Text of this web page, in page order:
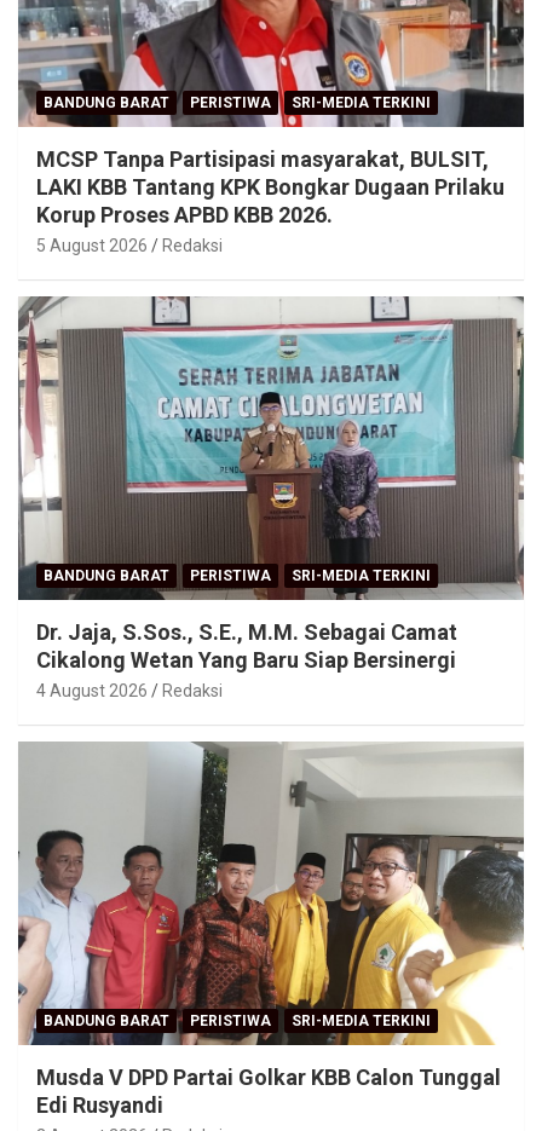
BANDUNG BARAT PERISTIWA SRI-MEDIA TERKINI
MCSP Tanpa Partisipasi masyarakat, BULSIT,
LAKI KBB Tantang KPK Bongkar Dugaan Prilaku
Korup Proses APBD KBB 2026.
5 August 2026 Redaksi
BANDUNG BARAT PERISTIWA SRI-MEDIA TERKINI
Dr. Jaja, S.Sos., S.E., M.M. Sebagai Camat
Cikalong Wetan Yang Baru Siap Bersinergi
4 August 2026 Redaksi
BANDUNG BARAT PERISTIWA SRI-MEDIA TERKINI
Musda V DPD Partai Golkar KBB Calon Tunggal
Edi Rusyandi